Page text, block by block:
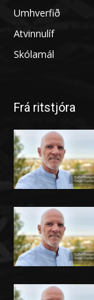
Umhverfið
Atvinnulíf
Skólamál
Frá ritstjóra